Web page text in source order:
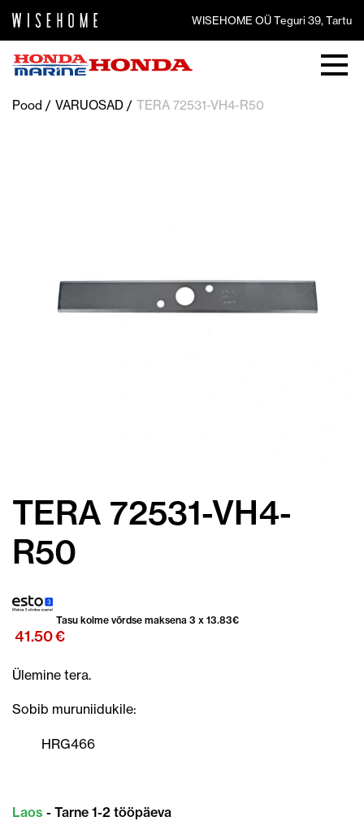
WISEHOME OÜ Teguri 39, Tartu
Pood VARUOSAD TERA 72531-VH4-R50
TERA 72531-VH4-
R50
Tasu kolme võrdse maksena 3 x 13.83€
41.50€
Ülemine tera.
Sobib muruniidukile:
HRG466
Laos - Tarne 1-2 tööpäeva